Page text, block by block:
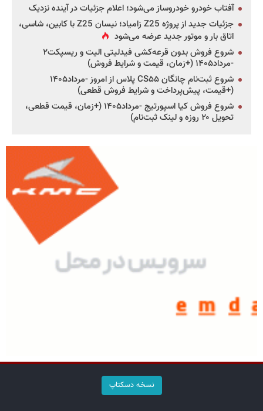
آفتاب خودرو خودروساز می‌شود؛ اعلام جزئیات در آینده نزدیک
جزئیات جدید از پروژه Z25 زامیاد؛ نیسان Z25 با کابین، شاسی،
اتاق بار و موتور جدید عرضه می‌شود
شروع فروش بدون قرعه‌کشی فیدلیتی الیت و ریسپکت۲
-مرداد۱۴۰۵ (+زمان، قیمت و شرایط فروش)
شروع ثبت‌نام چانگان CS۵۵ پلاس از امروز -مرداد۱۴۰۵
(+قیمت، پیش‌پرداخت و شرایط فروش قطعی)
شروع فروش کیا اسپورتیج -مرداد۱۴۰۵ (+زمان، قیمت قطعی،
تحویل ۲۰ روزه و لینک ثبت‌نام)
نسخه دسکتاپ